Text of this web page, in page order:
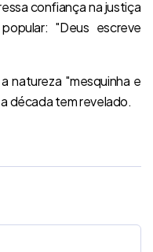
confiança na justiça
"Deus escreve
natureza "mesquinha e
década tem revelado.